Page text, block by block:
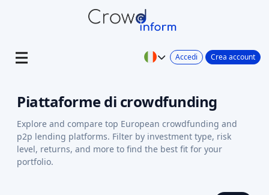
Accedi Crea account
Piattaforme di crowdfunding
Explore and compare top European crowdfunding and
p2p lending platforms. Filter by investment type, risk
level, returns, and more to find the best fit for your
portfolio.